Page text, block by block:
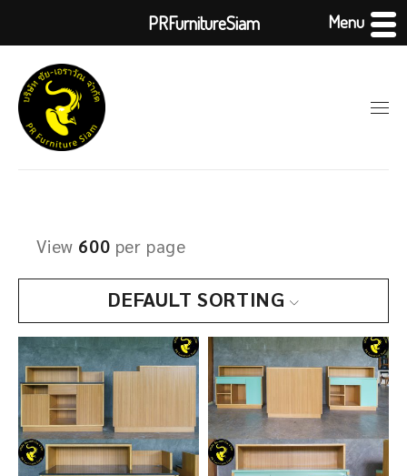
DEFAULT SORTING
View 600 per page
PRFurnitureSiam Menu